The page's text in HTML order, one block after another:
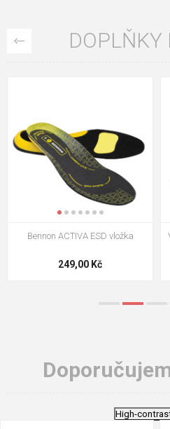
DOPLŇKY
VM Footwear 3009 Vkládací stélka
124,00 Kč
High-